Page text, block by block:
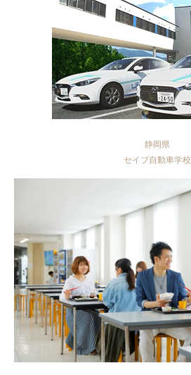
静岡県
セイブ自動車学校